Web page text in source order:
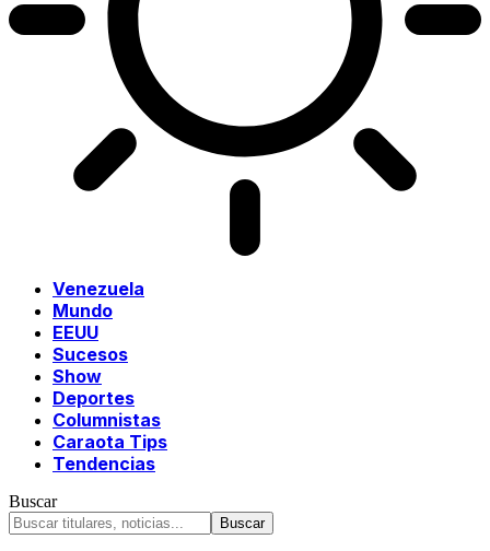
Venezuela
Mundo
EEUU
Sucesos
Show
Deportes
Columnistas
Caraota Tips
Tendencias
Buscar